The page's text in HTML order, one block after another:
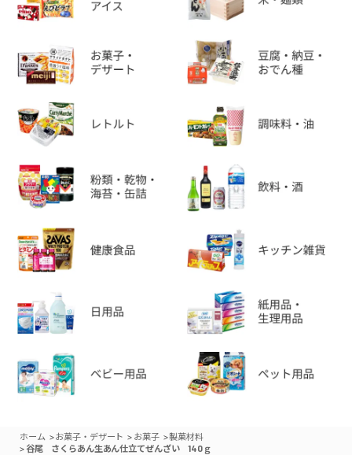
ホーム >お菓子・デザート > お菓子 >製菓材料
>谷尾 さくらあん生あん仕立てぜんざい 140ｇ